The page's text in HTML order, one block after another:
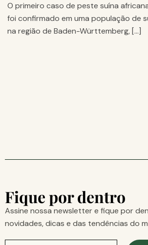
O primeiro caso de peste suína
foi confirmado em uma população de
na região de Baden-Württemberg, […]
Fique por dentro
Assine nossa newsletter e fique por
novidades, dicas e das tendências do